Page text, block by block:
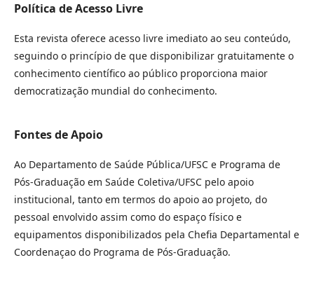
Política de Acesso Livre
Esta revista oferece acesso livre imediato ao seu conteúdo,
seguindo o princípio de que disponibilizar gratuitamente o
conhecimento científico ao público proporciona maior
democratização mundial do conhecimento.
Fontes de Apoio
Ao Departamento de Saúde Pública/UFSC e Programa de
Pós-Graduação em Saúde Coletiva/UFSC pelo apoio
institucional, tanto em termos do apoio ao projeto, do
pessoal envolvido assim como do espaço físico e
equipamentos disponibilizados pela Chefia Departamental e
Coordenaçao do Programa de Pós-Graduação.